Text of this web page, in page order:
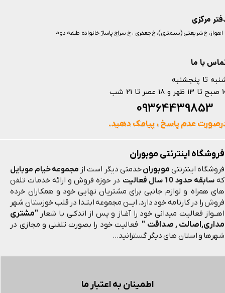
فروشگاه اینترنتی موبوران
فروشگاه اینترنتی موبورانخدمتی دیگر است از مجموعه خیام موبایل
که سابقه حدود 10 سال فعالیت
در حوزه فروش و ارائه خدمات تلفن
های همراه و لوازم جانبی برای مشتریان نهایی خود و همکاران خرده
فروش را در کارنامه خود دارد. ایــن مجموعه ابتـدا در قلب خوزستان شهر
اهــواز فعالیت میدانی خود را آغـاز و پس از اندکـی با شعار "مشتری
مداری,اصالت , صداقت " فعالیت خود را بصورت تلفنی و مجازی در
شهرها و استان های دیگر گسترانید...
اطمینان به اعتبار ما
مرکزی
با ما
اهواز، خ شریعتی (سیمتری)، خ جعفری ، خ سراج پاساژ خانواده طبقه دوم
تا پنجشنبه
تا 21 شب
عدم پاسخ ، پیامک دهید.